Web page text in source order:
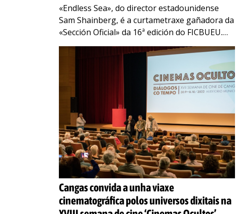
do Público
«Endless Sea», do director estadounidense
Sam Shainberg, é a curtametraxe gañadora da
«Sección Oficial» da 16ª edición do FICBUEU.
Anunciouno onte a concelleira de Cultura de
Bueu, Carmen García, nun…
Cangas convida a unha viaxe
cinematográfica polos universos dixitais na